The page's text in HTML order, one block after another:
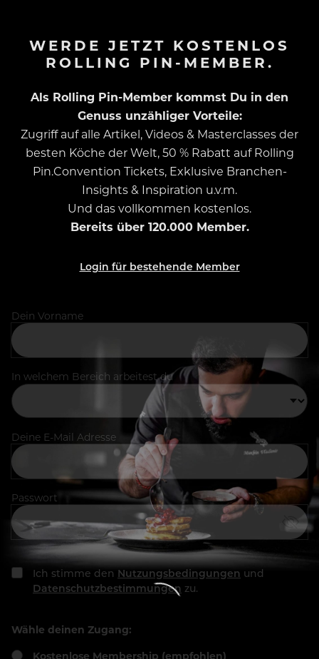
WERDE JETZT KOSTENLOS
ROLLING PIN-MEMBER.
Als Rolling Pin-Member kommst Du in den
Genuss unzähliger Vorteile:
Zugriff auf alle Artikel, Videos & Masterclasses der
besten Köche der Welt, 50 % Rabatt auf Rolling
Pin.Convention Tickets, Exklusive Branchen-
Insights & Inspiration u.v.m.
Und das vollkommen kostenlos.
Bereits über 120.000 Member.
Login für bestehende Member
Dein Vorname
In welchem Bereich arbeitest du
Deine E-Mail Adresse
Passwort
Ich stimme den Nutzungsbedingungen und
Datenschutzbestimmungen zu.
Wähle deinen Zugang:
Kostenlose Membership (empfohlen)